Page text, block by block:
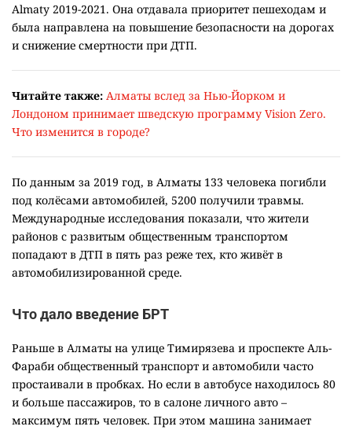
Almaty 2019-2021. Она отдавала приоритет пешеходам и
была направлена на повышение безопасности на дорогах
и снижение смертности при ДТП.
Читайте также: Алматы вслед за Нью-Йорком и
Лондоном принимает шведскую программу Vision Zero.
Что изменится в городе?
По данным за 2019 год, в Алматы 133 человека погибли
под колёсами автомобилей, 5200 получили травмы.
Международные исследования показали, что жители
районов с развитым общественным транспортом
попадают в ДТП в пять раз реже тех, кто живёт в
автомобилизированной среде.
Что дало введение БРТ
Раньше в Алматы на улице Тимирязева и проспекте Аль-
Фараби общественный транспорт и автомобили часто
простаивали в пробках. Но если в автобусе находилось 80
и больше пассажиров, то в салоне личного авто –
максимум пять человек. При этом машина занимает